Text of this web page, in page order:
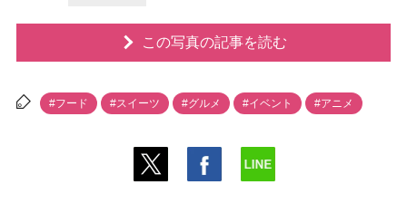
この写真の記事を読む
#フード #スイーツ #グルメ #イベント #アニメ